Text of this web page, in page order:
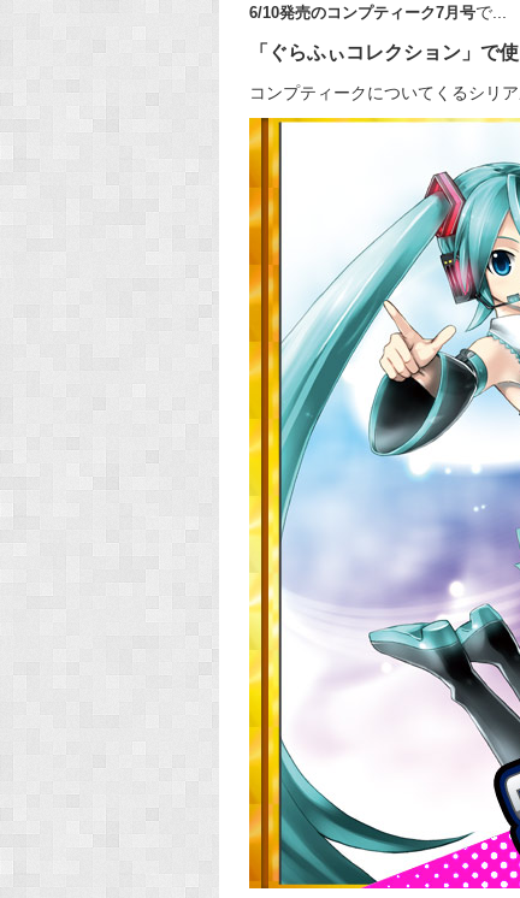
6/10発売のコンプティーク7月号で...
「ぐらふぃコレクション」で
コンプティークについてくるシリ